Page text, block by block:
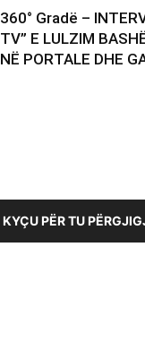
360° Gradë –
TV” E LULZIM
NË PORTALE DHE
KYÇU PËR TU